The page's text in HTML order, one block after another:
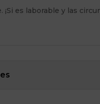
¡Si es laborable y las